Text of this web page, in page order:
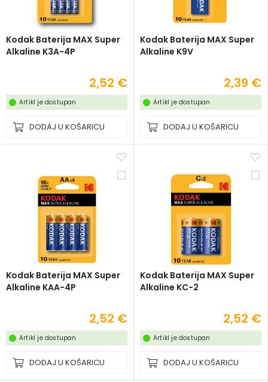
Kodak Baterija MAX Super
Alkaline K3A-4P
2,52 €
Artikl je dostupan
DODAJ U KOŠARICU
Kodak Baterija MAX Super
Alkaline K9V
2,39 €
Artikl je dostupan
DODAJ U KOŠARICU
Kodak Baterija MAX Super
Alkaline KAA-4P
2,52 €
Artikl je dostupan
DODAJ U KOŠARICU
Kodak Baterija MAX Super
Alkaline KC-2
2,52 €
Artikl je dostupan
DODAJ U KOŠARICU